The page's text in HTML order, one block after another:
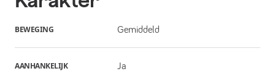
BEWEGING Gemiddeld
AANHANKELIJK Ja